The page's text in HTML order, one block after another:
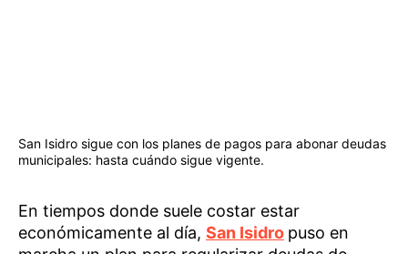
San Isidro sigue con los planes de pagos para abonar deudas
municipales: hasta cuándo sigue vigente.
En tiempos donde suele costar estar
económicamente al día, San Isidro puso en